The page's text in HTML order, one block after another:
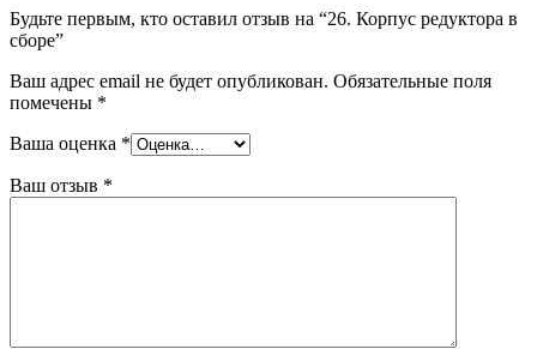
Будьте первым, кто оставил отзыв на “26. Корпус редуктора в
сборе”
Ваш адрес email не будет опубликован. Обязательные поля
помечены *
Ваша оценка *
Ваш отзыв *